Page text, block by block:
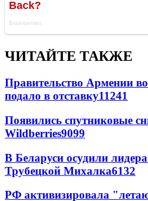
ЧИТАЙТЕ ТАКЖЕ
Правительство Армении
подало в отставку11241
Появились спутниковые
Wildberries9099
В Беларуси осудили
Трубецкой Михалка6132
РФ активизировала